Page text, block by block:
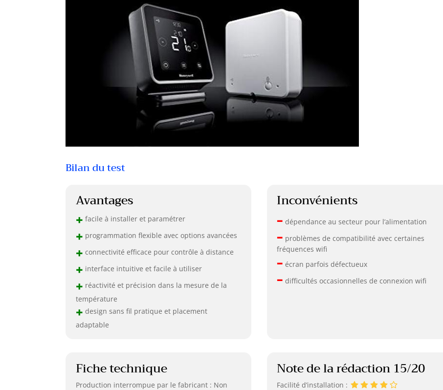
Bilan du test
Avantages
+ facile à installer et paramétrer
+ programmation flexible avec options avancées
+ connectivité efficace pour contrôle à distance
+ interface intuitive et facile à utiliser
+ réactivité et précision dans la mesure de la
température
+ design sans fil pratique et placement
adaptable
Inconvénients
– dépendance au secteur pour l’alimentation
– problèmes de compatibilité avec certaines
fréquences wifi
– écran parfois défectueux
– difficultés occasionnelles de connexion wifi
Fiche technique
Production interrompue par le fabricant : Non
Note de la rédaction 15/20
Facilité d’installation :